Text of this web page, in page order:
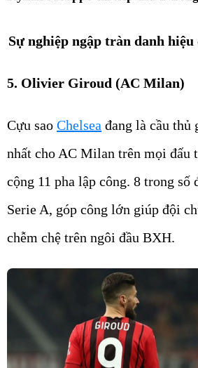
Sự nghiệp ngập tràn danh
5. Olivier Giroud (AC Milan)
Cựu sao Chelsea đang là cầu thủ
nhất cho AC Milan trên mọi đấu
cộng 11 pha lập công. 8 trong số
Serie A, góp công lớn giúp đội
chễm chệ trên ngôi đầu BXH.